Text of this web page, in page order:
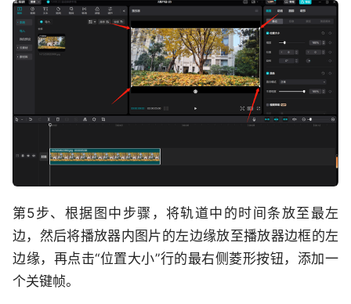
第5步、根据图中步骤，将轨道中的时间条放至最左
边，然后将播放器内图片的左边缘放至播放器边框的左
边缘，再点击“位置大小”行的最右侧菱形按钮，添加一
个关键帧。